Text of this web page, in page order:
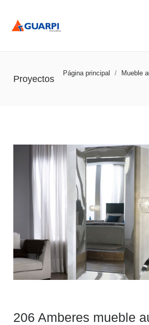
Proyectos
Página principal / Mueble
206 Amberes mueble